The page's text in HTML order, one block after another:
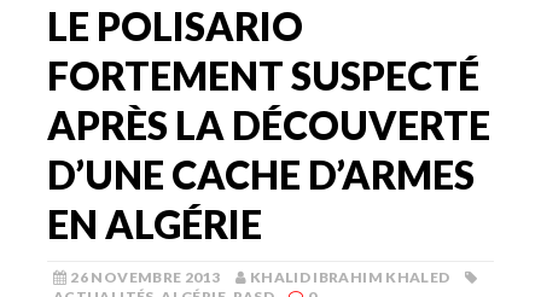
LE POLISARIO
FORTEMENT SUSPECTÉ
APRÈS LA DÉCOUVERTE
D’UNE CACHE D’ARMES
EN ALGÉRIE
26 NOVEMBRE 2013
KHALID IBRAHIM KHALED